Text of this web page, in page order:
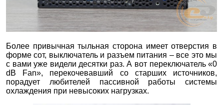
Более привычная тыльная сторона имеет отверстия в
форме сот, выключатель и разъем питания – все это мы
с вами уже видели десятки раз. А вот переключатель «0
dB Fan», перекочевавший со старших источников,
порадует любителей пассивной работы системы
охлаждения при невысоких нагрузках.